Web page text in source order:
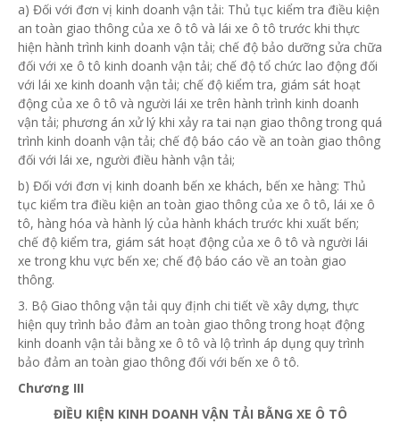
a) Đối với đơn vị kinh doanh vận tải: Thủ tục kiểm tra điều kiện
an toàn giao thông của xe ô tô và lái xe ô tô trước khi thực
hiện hành trình kinh doanh vận tải; chế độ bảo dưỡng sửa chữa
đối với xe ô tô kinh doanh vận tải; chế độ tổ chức lao động đối
với lái xe kinh doanh vận tải; chế độ kiểm tra, giám sát hoạt
động của xe ô tô và người lái xe trên hành trình kinh doanh
vận tải; phương án xửlý khi xảy ra tai nạn giao thông trong quá
trình kinh doanh vận tải; chế độ báo cáo về an toàn giao thông
đối với lái xe, người điều hành vận tải;
b) Đối với đơn vị kinh doanh bến xe khách, bến xe hàng: Thủ
tục kiểm tra điều kiện an toàn giao thông của xe ô tô, lái xe ô
tô, hàng hóa và hành lý của hành khách trước khi xuất bến;
chế độ kiểm tra, giám sát hoạt động của xe ô tô và người lái
xe trong khu vực bến xe; chế độ báo cáo về an toàn giao
thông.
3. Bộ Giao thông vận tải quy định chi tiết về xây dựng, thực
hiện quy trình bảo đảm an toàn giao thông trong hoạt động
kinh doanh vận tải bằng xe ô tô và lộ trình áp dụng quy trình
bảo đảm an toàn giao thông đối với bến xe ô tô.
Chương III
ĐIỀU KIỆN KINH DOANH VẬN TẢI BẰNG XE Ô TÔ